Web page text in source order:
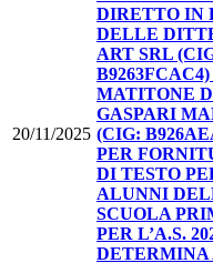
20/11/2025
DIRETTO IN
DELLE
ART SRL
MATITONE
GASPARI
(CIG:
PER
DI TESTO
ALUNNI
SCUOLA
PER L’A.S.
DETERMINA